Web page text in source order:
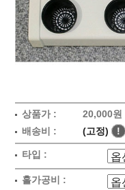
상품가 : 20,000원
배송비 : (고정) !
타입 :
홀가공비 :